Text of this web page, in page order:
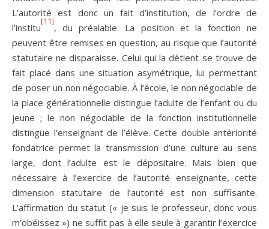
L’autorité est donc un fait d’institution, de l’ordre de
l’institu
[11]
, du préalable. La position et la fonction ne
peuvent être remises en question, au risque que l’autorité
statutaire ne disparaisse. Celui qui la détient se trouve de
fait placé dans une situation asymétrique, lui permettant
de poser un non négociable. À l’école, le non négociable de
la place générationnelle distingue l’adulte de l’enfant ou du
jeune ; le non négociable de la fonction institutionnelle
distingue l’enseignant de l’élève. Cette double antériorité
fondatrice permet la transmission d’une culture au sens
large, dont l’adulte est le dépositaire. Mais bien que
nécessaire à l’exercice de l’autorité enseignante, cette
dimension statutaire de l’autorité est non suffisante.
L’affirmation du statut (« je suis le professeur, donc vous
m’obéissez ») ne suffit pas à elle seule à garantir l’exercice